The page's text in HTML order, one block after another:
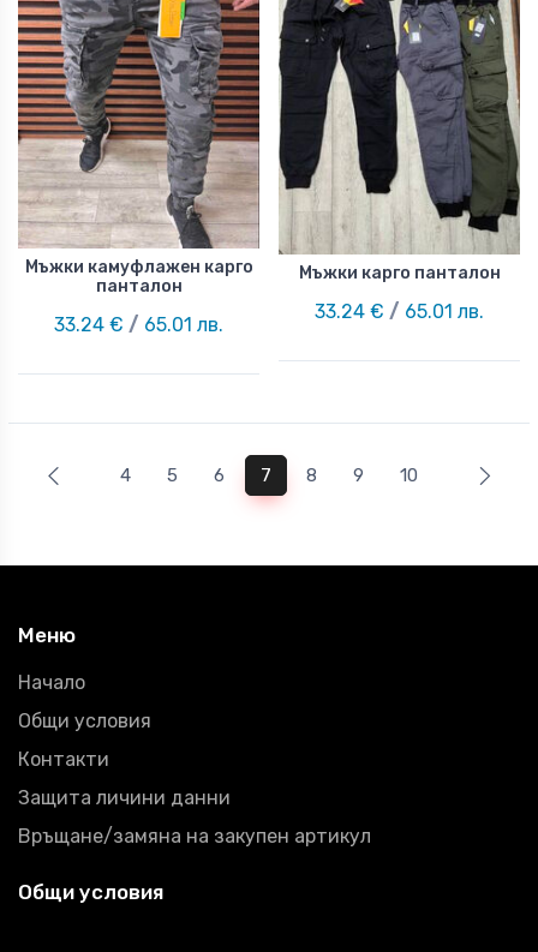
Мъжки камуфлажен карго
панталон
33.24 € / 65.01 лв.
Мъжки карго панталон
33.24 € / 65.01 лв.
4 5 6 7 8 9 10
Меню
Начало
Общи условия
Контакти
Защита личини данни
Връщане/замяна на закупен артикул
Общи условия